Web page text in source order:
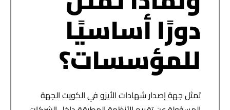
دورًا أساسيًا
للمؤسسات؟
تمثلجهة إصدار شهادات الأيزو في الكويتالجهة